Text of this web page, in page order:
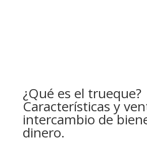
¿Qué es el trueque?
Características y
intercambio de
dinero.